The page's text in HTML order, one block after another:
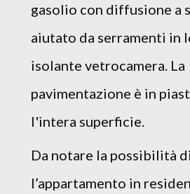
gasolio con diffusione a
aiutato da serramenti in
isolante vetrocamera. La
pavimentazione è in
l'intera superficie.
Da notare la possibilità
l’appartamento in